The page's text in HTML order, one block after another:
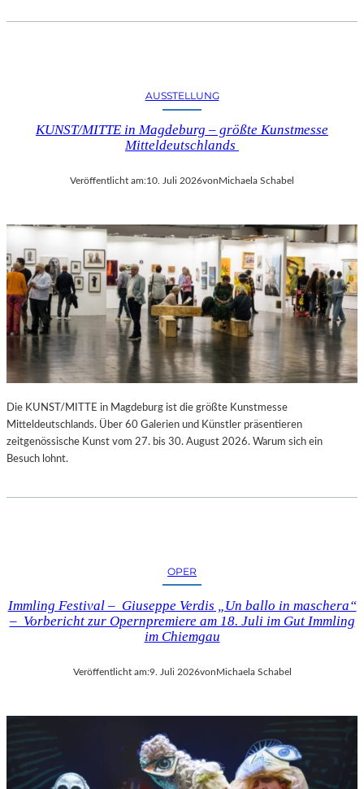
AUSSTELLUNG
KUNST/MITTE in Magdeburg – größte Kunstmesse
Mitteldeutschlands
Veröffentlicht am:10. Juli 2026vonMichaela Schabel
Die KUNST/MITTE in Magdeburg ist die größte Kunstmesse
Mitteldeutschlands. Über 60 Galerien und Künstler präsentieren
zeitgenössische Kunst vom 27. bis 30. August 2026. Warum sich ein
Besuch lohnt.
OPER
Immling Festival – Giuseppe Verdis „Un ballo in maschera“
– Vorbericht zur Opernpremiere am 18. Juli im Gut Immling
im Chiemgau
Veröffentlicht am:9. Juli 2026vonMichaela Schabel